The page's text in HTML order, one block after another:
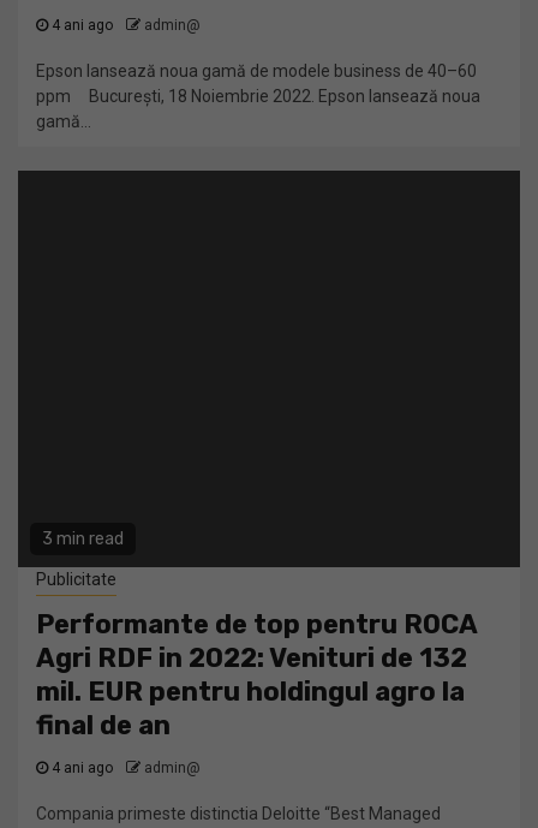
4 ani ago admin@
Epson lansează noua gamă de modele business de 40–60
ppm București, 18 Noiembrie 2022. Epson lansează noua
gamă...
3 min read
Publicitate
Performante de top pentru ROCA
Agri RDF in 2022: Venituri de 132
mil. EUR pentru holdingul agro la
final de an
4 ani ago admin@
Compania primeste distinctia Deloitte “Best Managed